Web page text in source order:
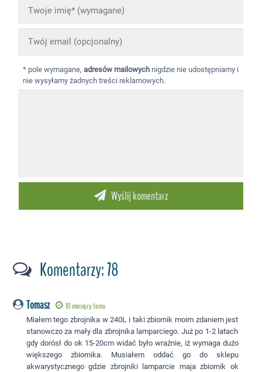
* pole wymagane,adresów mailowych nigdzie nie udostępniamy i
nie wysyłamy żadnych treści reklamowych.
Komentarzy: 78
Tomasz 10 miesięcy temu
Miałem tego zbrojnika w 240L i taki zbiornik moim zdaniem jest
stanowczo za mały dla zbrojnika lamparciego. Już po 1-2 latach
gdy dorósł do ok 15-20cm widać było wraźnie, iż wymaga dużo
większego zbiornika. Musiałem oddać go do sklepu
akwarystycznego gdzie zbrojniki lamparcie maja zbiornik ok